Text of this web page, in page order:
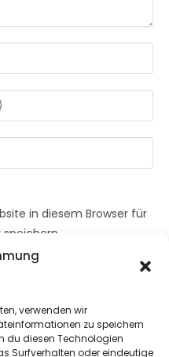
verwenden wir
zu speichern
du diesen Technologien
Surfverhalten oder eindeutige
in diesem Browser für